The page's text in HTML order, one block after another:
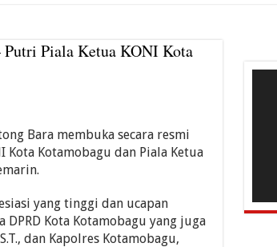
Piala Ketua KONI Kota
Bara membuka secara resmi
Kotamobagu dan Piala Ketua
yang tinggi dan ucapan
DPRD Kota Kotamobagu yang juga
dan Kapolres Kotamobagu,